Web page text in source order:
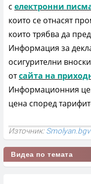
с електронни
които се отнасят
които трябва да
Информация за
осигурителни
отсайта на
Информационния
цена според
Източник:
Видеа по темата